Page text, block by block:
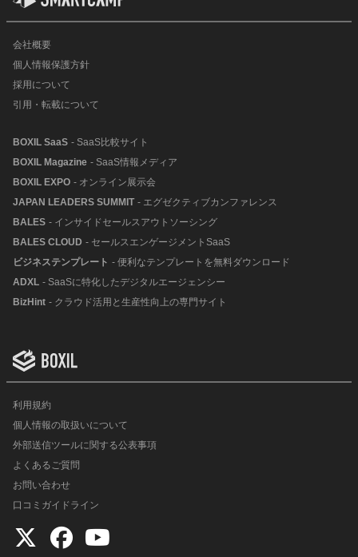
会社概要
個人情報保護方針
採用について
引用・転載について
BOXIL SaaS - SaaS比較サイト
BOXIL Magazine - SaaS情報メディア
BOXIL EXPO - オンライン展示会
JAPAN LEADERS SUMMIT - エグゼクティブカンファレンス
BALES - インサイドセールスアウトソーシング
BALES CLOUD - セールスエンゲージメントSaaS
ビジネステンプレート - 便利なテンプレートを無料ダウンロード
ADXL - SaaSに特化したデジタルエージェンシー
BizHint - クラウド活用と生産性向上の専門サイト
利用規約
個人情報の取扱いについて
外部送信ツールに関する公表事項
よくあるご質問
お問い合わせ
口コミガイドライン